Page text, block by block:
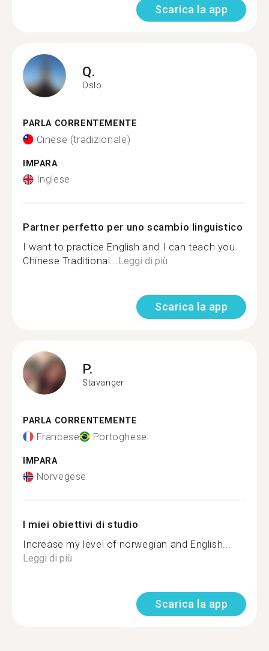
Scarica la app
Q.
Oslo
PARLA CORRENTEMENTE
Cinese (tradizionale)
IMPARA
Inglese
Partner perfetto per uno scambio linguistico
I want to practice English and I can teach you
Chinese Traditional...Leggi di più
Scarica la app
P.
Stavanger
PARLA CORRENTEMENTE
Francese Portoghese
IMPARA
Norvegese
I miei obiettivi di studio
Increase my level of norwegian and English...
Leggi di più
Scarica la app